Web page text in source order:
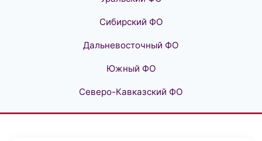
Сибирский ФО
Дальневосточный ФО
Южный ФО
Северо-Кавказский ФО